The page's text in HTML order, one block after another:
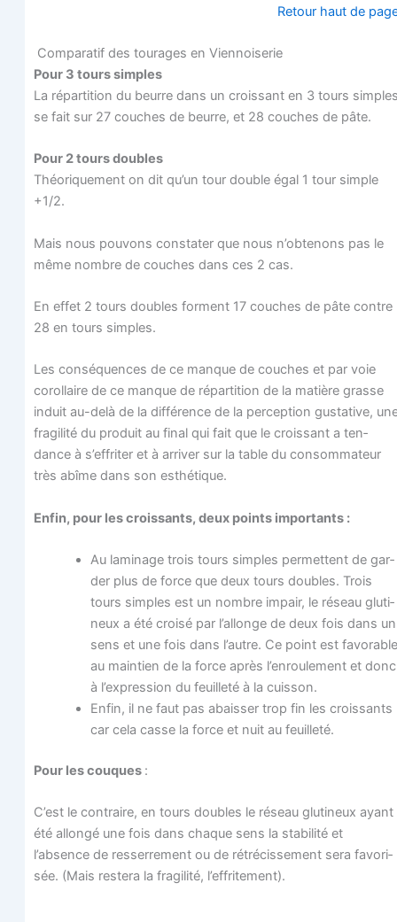
Retour haut de
Com­pa­ra­tif des tou­rages en Viennoiserie
Pour 3 tours simples
La répar­ti­tion du beurre dans un crois­sant en 3 tours
se fait sur 27 couches de beurre, et 28 couches de pâte.
Pour 2 tours doubles
Théo­ri­que­ment on dit qu’un tour double égal 1 tour simple
+1/2.
Mais nous pou­vons consta­ter que nous n’obtenons pas le
même nombre de couches dans ces 2 cas.
En effet 2 tours doubles forment 17 couches de pâte contre
28 en tours simples.
Les consé­quences de ce manque de couches et par voie
corol­laire de ce manque de répar­ti­tion de la matière grasse
induit au-delà de la dif­fé­rence de la per­cep­tion gus­ta­tive,
fra­gi­li­té du pro­duit au final qui fait que le crois­sant a ten­
dance à s’effriter et à arri­ver sur la table du consom­ma­teur
très abîme dans son esthétique.
Enfin, pour les crois­sants, deux points importants :
Au lami­nage trois tours simples per­mettent de gar­
der plus de force que deux tours doubles. Trois
tours simples est un nombre impair, le réseau glu­ti­
neux a été croi­sé par l’allonge de deux fois dans un
sens et une fois dans l’autre. Ce point est favo­rable
au main­tien de la force après l’enroulement et donc
à l’expression du feuille­té à la cuisson.
Enfin, il ne faut pas abais­ser trop fin les crois­sants
car cela casse la force et nuit au feuilleté.
Pour les couques :
C’est le contraire, en tours doubles le réseau glu­ti­neux ayant
été allon­gé une fois dans chaque sens la sta­bi­li­té et
l’absence de res­ser­re­ment ou de rétré­cis­se­ment sera favo­ri­
sée. (Mais res­te­ra la fra­gi­li­té, l’effritement).